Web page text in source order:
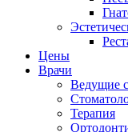
Цены
Врачи
Ведущие
Терапия